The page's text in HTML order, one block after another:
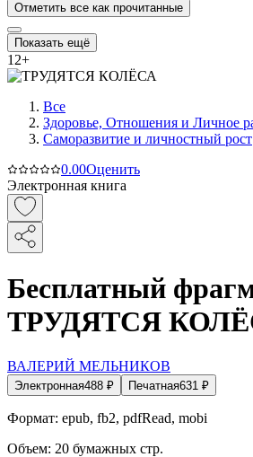
Отметить все как прочитанные
Показать ещё
12+
Все
Здоровье, Отношения и Личное
Саморазвитие и личностный рост
0.00Оценить
Электронная книга
Бесплатный
ТРУДЯТСЯ
ВАЛЕРИЙ МЕЛЬНИКОВ
Электронная488 ₽ Печатная631 ₽
Формат: epub, fb2, pdfRead, mobi
Объем: 20 бумажных стр.